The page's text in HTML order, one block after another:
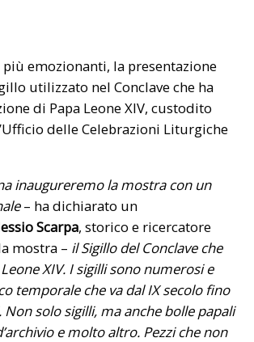
emozionanti, la presentazione
utilizzato nel Conclave che ha
di Papa Leone XIV, custodito
delle Celebrazioni Liturgiche
inaugureremo la mostra con un
– ha dichiarato un
Scarpa, storico e ricercatore
mostra – il Sigillo del Conclave che
XIV. I sigilli sono numerosi e
temporale che va dal IX secolo fino
solo sigilli, ma anche bolle papali
e molto altro. Pezzi che non